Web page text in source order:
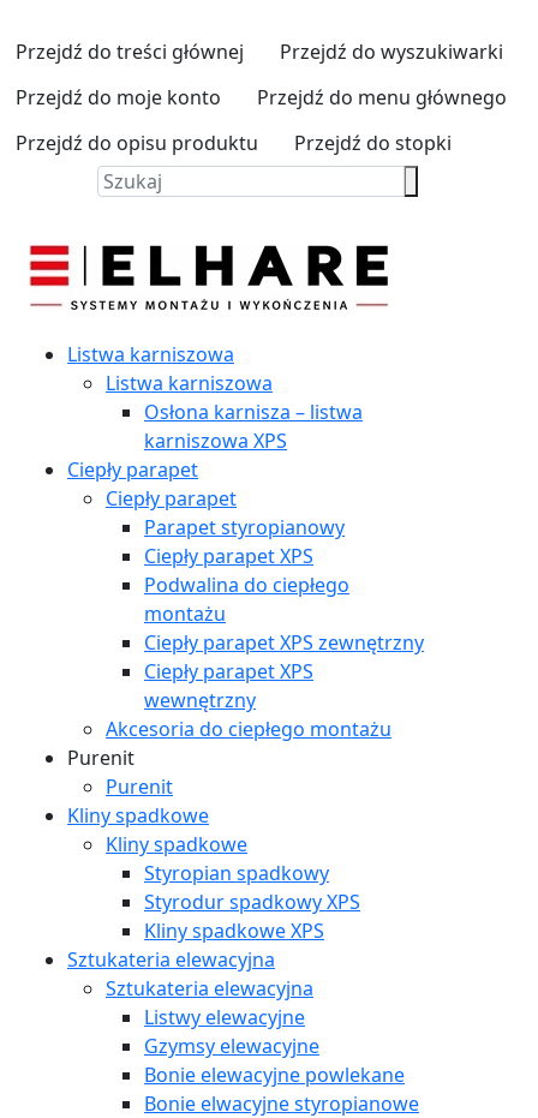
Przejdź do treści głównej
Przejdź do wyszukiwarki
Przejdź do moje konto
Przejdź do menu głównego
Przejdź do opisu produktu
Przejdź do stopki
Listwa karniszowa
Listwa karniszowa
Osłona karnisza – listwa
karniszowa XPS
Ciepły parapet
Ciepły parapet
Parapet styropianowy
Ciepły parapet XPS
Podwalina do ciepłego
montażu
Ciepły parapet XPS zewnętrzny
Ciepły parapet XPS
wewnętrzny
Akcesoria do ciepłego montażu
Purenit
Purenit
Kliny spadkowe
Kliny spadkowe
Styropian spadkowy
Styrodur spadkowy XPS
Kliny spadkowe XPS
Sztukateria elewacyjna
Sztukateria elewacyjna
Listwy elewacyjne
Gzymsy elewacyjne
Bonie elewacyjne powlekane
Bonie elwacyjne styropianowe